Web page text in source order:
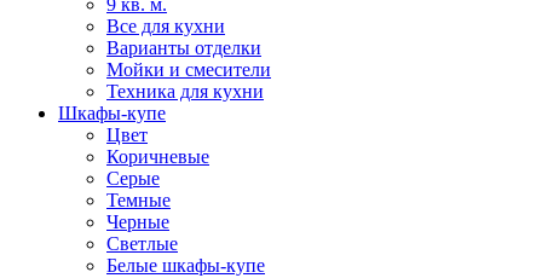
9 кв. м.
Все для кухни
Варианты отделки
Мойки и смесители
Техника для кухни
Шкафы-купе
Цвет
Коричневые
Серые
Темные
Черные
Светлые
Белые шкафы-купе